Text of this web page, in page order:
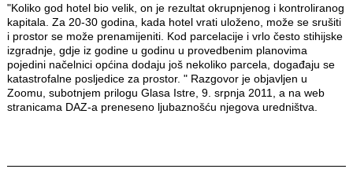
"Koliko god hotel bio velik, on je rezultat okrupnjenog i kontroliranog
kapitala. Za 20-30 godina, kada hotel vrati uloženo, može se srušiti
i prostor se može prenamijeniti. Kod parcelacije i vrlo često stihijske
izgradnje, gdje iz godine u godinu u provedbenim planovima
pojedini načelnici općina dodaju još nekoliko parcela, događaju se
katastrofalne posljedice za prostor. " Razgovor je objavljen u
Zoomu, subotnjem prilogu Glasa Istre, 9. srpnja 2011, a na web
stranicama DAZ-a preneseno ljubaznošću njegova uredništva.